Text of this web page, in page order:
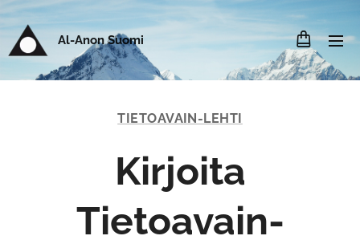
Al-Anon Suomi
TIETOAVAIN-LEHTI
Kirjoita
Tietoavain-